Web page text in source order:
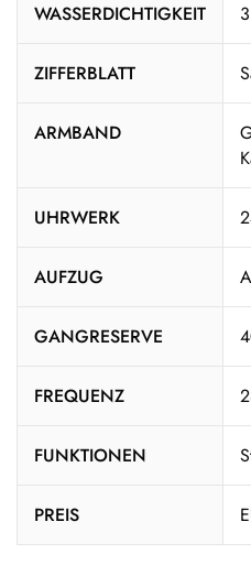
WASSERDICHTIGKEIT
ZIFFERBLATT
ARMBAND
UHRWERK
AUFZUG
GANGRESERVE
FREQUENZ
FUNKTIONEN
PREIS